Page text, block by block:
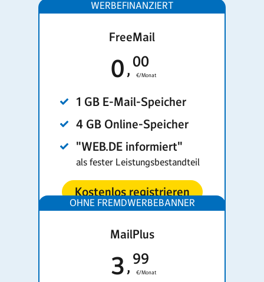
FreeMail
0 00
€/Monat
1 GB E-Mail-Speicher
4 GB Online-Speicher
"WEB.DE informiert"
als fester Leistungs­bestandteil
Kostenlos registrieren
MailPlus
3 99
€/Monat